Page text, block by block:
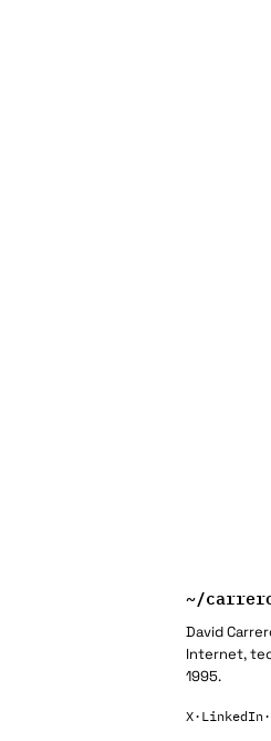
~/
David
Internet,
1995.
X· LinkedIn·